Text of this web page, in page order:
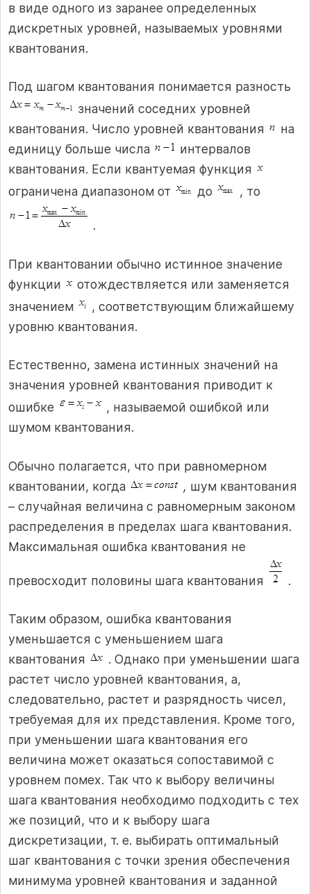
в виде одного из заранее определенных
дискретных уровней, называемых уровнями
квантования.
Под шагом квантования понимается разность
значений соседних уровней
квантования. Число уровней квантования
на
единицу больше числа
интервалов
квантования. Если квантуемая функция
ограничена диапазоном от
до , то
.
При квантовании обычно истинное значение
функции
отождествляется или заменяется
значением
, соответствующим ближайшему
уровню квантования.
Естественно, замена истинных значений на
значения уровней квантования приводит к
ошибке
, называемой ошибкой или
шумом квантования.
Обычно полагается, что при равномерном
квантовании, когда
, шум квантования
– случайная величина с равномерным законом
распределения в пределах шага квантования.
Максимальная ошибка квантования не
превосходит половины шага квантования .
Таким образом, ошибка квантования
уменьшается с уменьшением шага
квантования
. Однако при уменьшении шага
растет число уровней квантования, а,
следовательно, растет и разрядность чисел,
требуемая для их представления. Кроме того,
при уменьшении шага квантования его
величина может оказаться сопоставимой с
уровнем помех. Так что к выбору величины
шага квантования необходимо подходить с тех
же позиций, что и к выбору шага
дискретизации, т. е. выбирать оптимальный
шаг квантования с точки зрения обеспечения
минимума уровней квантования и заданной